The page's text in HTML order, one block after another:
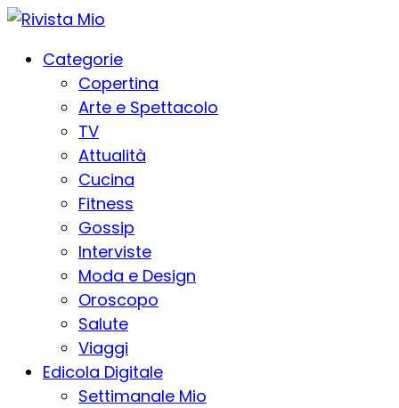
Categorie
Copertina
Arte e Spettacolo
TV
Attualità
Cucina
Fitness
Gossip
Interviste
Moda e Design
Oroscopo
Salute
Viaggi
Edicola Digitale
Settimanale Mio